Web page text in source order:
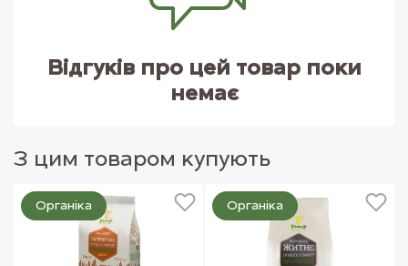
Відгуків про цей товар поки
немає
З цим товаром купують
Органіка Органіка